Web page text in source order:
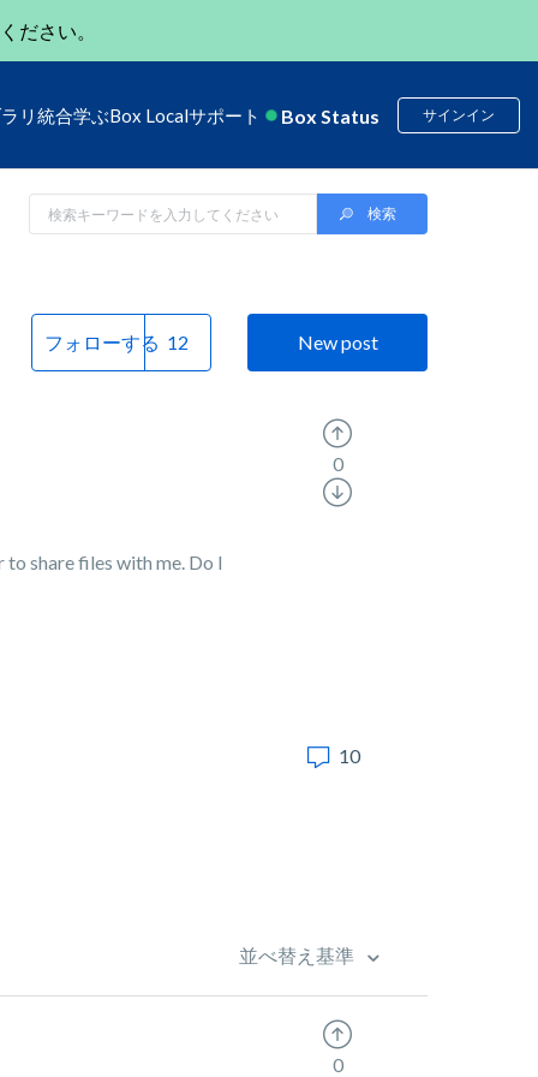
ださい。
リ 統合学ぶBox Localサポート Box Status サインイン
フォローする New post
share files with me. Do I
0
10
並べ替え基準
0